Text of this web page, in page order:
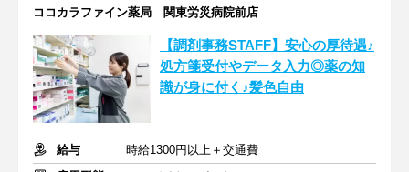
ココカラファイン薬局 関東労災病院前店
【調剤事務STAFF】安心の厚待遇♪
処方箋受付やデータ入力◎薬の知
識が身に付く♪髪色自由
給与
時給1300円以上＋交通費